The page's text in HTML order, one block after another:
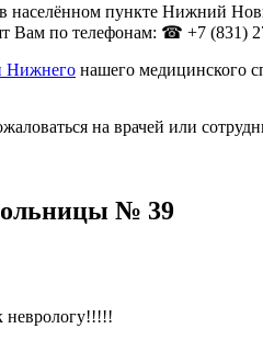
пункте Нижний
Вам по телефонам: ☎ +7 (831)
Нижнего нашего медицинского
на врачей или
№ 39
неврологу!!!!!